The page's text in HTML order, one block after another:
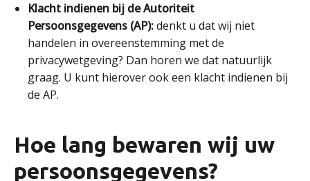
Klacht indienen bij de Autoriteit
Persoonsgegevens (AP):denkt u dat wij niet
handelen in overeenstemming met de
privacywetgeving? Dan horen we dat natuurlijk
graag. U kunt hierover ook een klacht indienen bij
de AP.
Hoe lang bewaren wij uw
persoonsgegevens?